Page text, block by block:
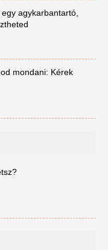
agykarbantartó,
mondani: Kérek